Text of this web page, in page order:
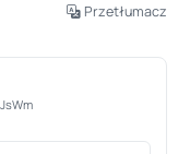
Przetłumacz